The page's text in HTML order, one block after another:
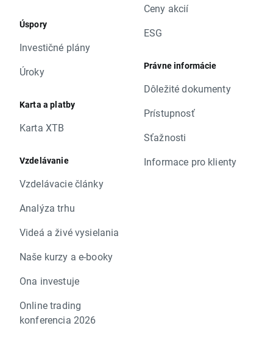
Úspory
Investičné plány
Úroky
Karta a platby
Karta XTB
Vzdelávanie
Vzdelávacie články
Analýza trhu
Videá a živé vysielania
Naše kurzy a e-booky
Ona investuje
Online trading
konferencia 2026
Ceny akcií
ESG
Právne informácie
Dôležité dokumenty
Prístupnosť
Sťažnosti
Informace pro klienty